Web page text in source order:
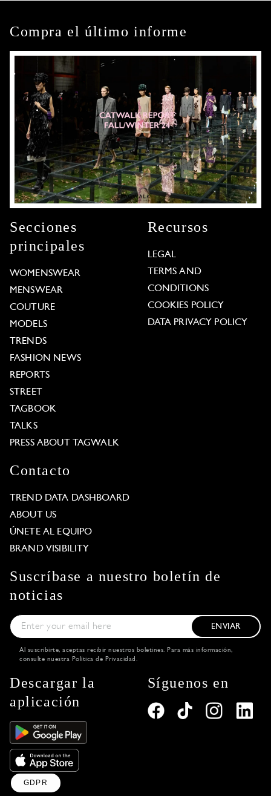
Compra el último informe
Secciones
principales
WOMENSWEAR
MENSWEAR
COUTURE
MODELS
TRENDS
FASHION NEWS
REPORTS
STREET
TAGBOOK
TALKS
PRESS ABOUT TAGWALK
Recursos
LEGAL
TERMS AND
CONDITIONS
COOKIES POLICY
DATA PRIVACY POLICY
Contacto
TREND DATA DASHBOARD
ABOUT US
ÚNETE AL EQUIPO
BRAND VISIBILITY
Suscríbase a nuestro boletín de
noticias
ENVIAR
Al suscribirte, aceptas recibir nuestros boletines. Para más información,
consulte nuestra Política de Privacidad .
Descargar la
aplicación
Síguenos en
GDPR